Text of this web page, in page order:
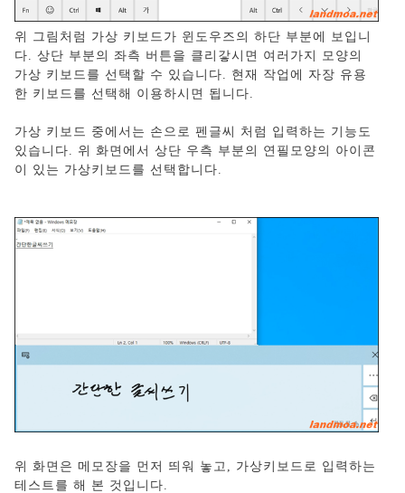
위 그림처럼 가상 키보드가 윈도우즈의 하단 부분에 보입니
다. 상단 부분의 좌측 버튼을 클리갛시면 여러가지 모양의
가상 키보드를 선택할 수 있습니다. 현재 작업에 자장 유용
한 키보드를 선택해 이용하시면 됩니다.
가상 키보드 중에서는 손으로 펜글씨 처럼 입력하는 기능도
있습니다. 위 화면에서 상단 우측 부분의 연필모양의 아이콘
이 있는 가상키보드를 선택합니다.
위 화면은 메모장을 먼저 띄워 놓고, 가상키보드로 입력하는
테스트를 해 본 것입니다.